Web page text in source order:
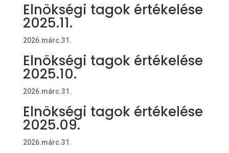
Elnökségi tagok értékelése
2025.11.
2026.márc.31.
Elnökségi tagok értékelése
2025.10.
2026.márc.31.
Elnökségi tagok értékelése
2025.09.
2026.márc.31.